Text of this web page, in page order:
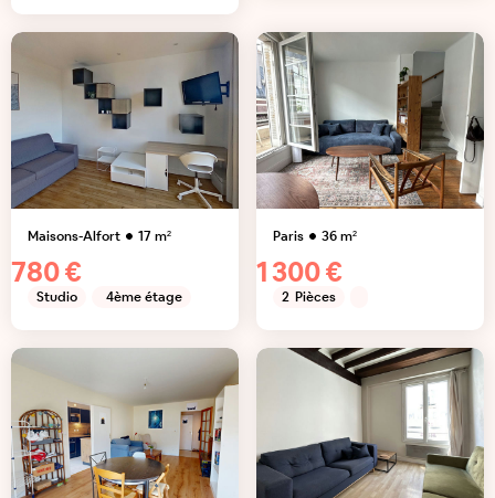
Maisons-Alfort 17m²
780 €
Studio 4ème étage
Paris 36m²
1 300 €
2 Pièces